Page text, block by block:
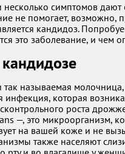
симптомов дают
не помогает, возможно,
кандидоз.
это заболевание, и чем
называемая молочница,
инфекция, которая
роста
—, это микроорганизм,
на вашей коже и не
также населяют